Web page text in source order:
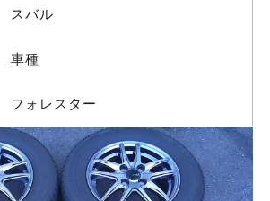
スバル
車種
フォレスター